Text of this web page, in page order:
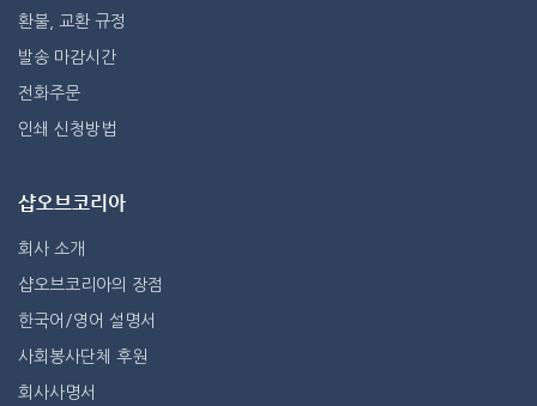
환불, 교환 규정
발송 마감시간
전화주문
인쇄 신청방법
샵오브코리아
회사 소개
샵오브코리아의 장점
한국어/영어 설명서
사회봉사단체 후원
회사사명서